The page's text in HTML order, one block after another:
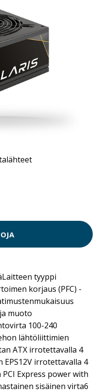
tyyppi
korjaus (PFC) -
muoto
100-240
lähtöliittimien
ATX irrotettavalla 4
EPS12V irrotettavalla 4
Express power with
sisäinen virta6